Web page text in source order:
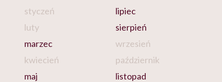
styczeń
luty
marzec
kwiecień
maj
lipiec
sierpień
wrzesień
październik
listopad